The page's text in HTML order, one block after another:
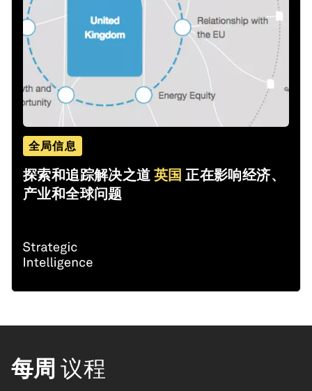
全局信息
探索和追踪解决之道英国 正在影响经济、
产业和全球问题
每周 议程